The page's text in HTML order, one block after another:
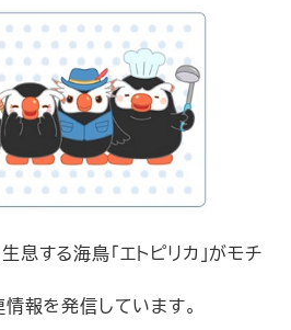
する海鳥「エトピリカ」がモチ
報を発信しています。